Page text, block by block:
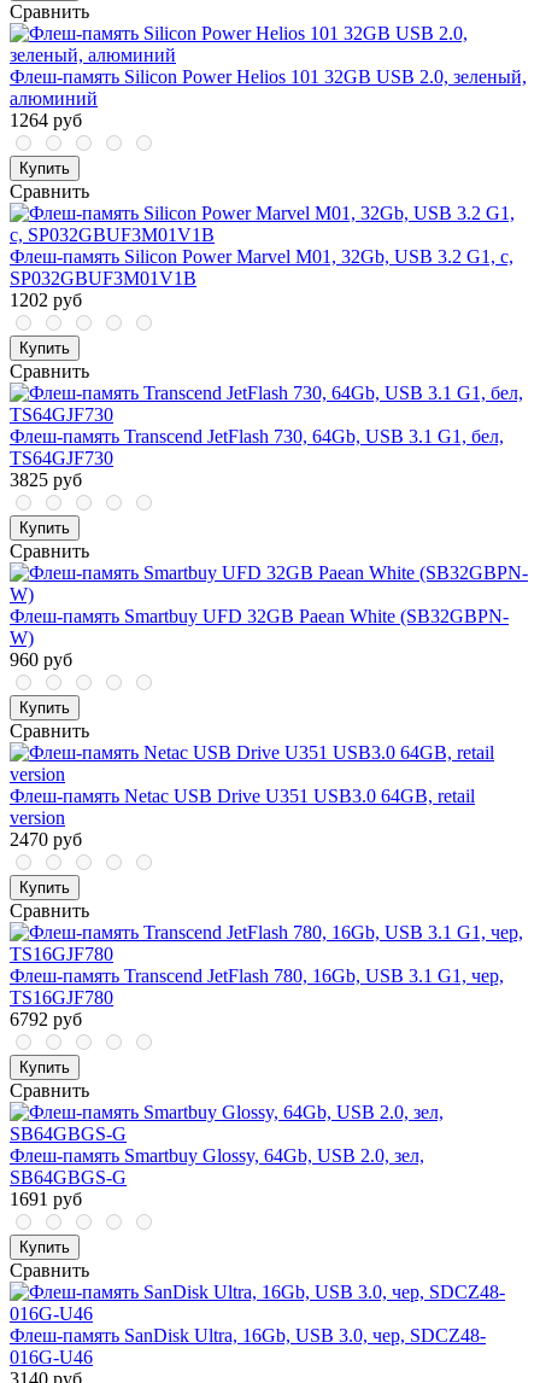
Сравнить
Флеш-память Silicon Power Helios 101 32GB USB 2.0, зеленый,
алюминий
1264 руб
Купить
Сравнить
Флеш-память Silicon Power Marvel M01, 32Gb, USB 3.2 G1, с,
SP032GBUF3M01V1B
1202 руб
Купить
Сравнить
Флеш-память Transcend JetFlash 730, 64Gb, USB 3.1 G1, бел,
TS64GJF730
3825 руб
Купить
Сравнить
Флеш-память Smartbuy UFD 32GB Paean White (SB32GBPN-
W)
960 руб
Купить
Сравнить
Флеш-память Netac USB Drive U351 USB3.0 64GB, retail
version
2470 руб
Купить
Сравнить
Флеш-память Transcend JetFlash 780, 16Gb, USB 3.1 G1, чер,
TS16GJF780
6792 руб
Купить
Сравнить
Флеш-память Smartbuy Glossy, 64Gb, USB 2.0, зел,
SB64GBGS-G
1691 руб
Купить
Сравнить
Флеш-память SanDisk Ultra, 16Gb, USB 3.0, чер, SDCZ48-
016G-U46
3140 руб